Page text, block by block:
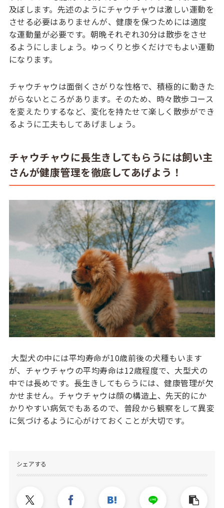
及ぼします。先述のようにチャウチャウは激しい運動を
させる必要はありませんが、健康を保つためには適度
な運動量が必要です。朝晩それぞれ30分は散歩をさせ
るようにしましょう。ゆっくりと歩くだけでもよい運動
になります。
チャウチャウは面倒くさがりな性格で、積極的に動きた
がらないところがあります。そのため、時々散歩コース
を変えたりするなど、変化を持たせて楽しく散歩ができ
るように工夫もしてあげましょう。
チャウチャウに長生きしてもらうには飼い主
さんが健康管理を徹底してあげよう！
大型犬の中には平均寿命が10歳前後の犬種もいます
が、チャウチャウの平均寿命は12歳程度で、大型犬の
中では長めです。長生きしてもらうには、健康管理が欠
かせません。チャウチャウは顔の構造上、先天的にか
かりやすい病気でもあるので、普段から観察をして異変
に気づけるように心がけておくことが大切です。
シェアする